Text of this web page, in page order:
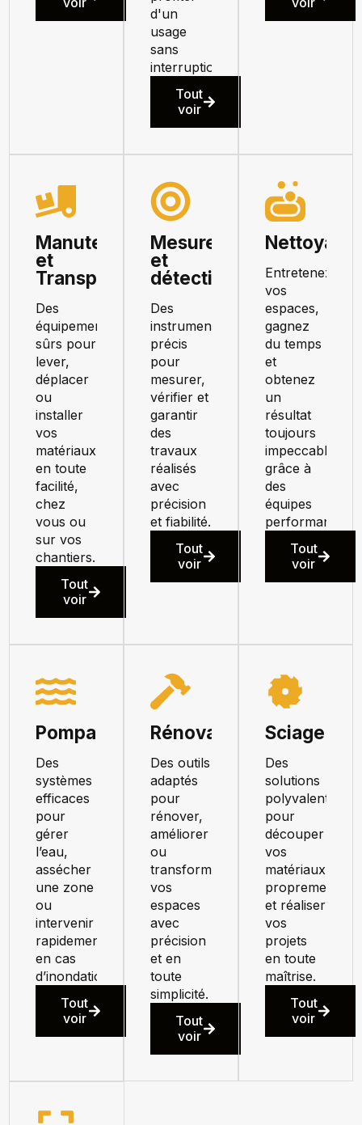
d'un
usage
sans
interruption.
Tout
voir
Manutention
et
Transport
Des
équipements
sûrs pour
lever,
déplacer
ou
installer
vos
matériaux
en toute
facilité,
chez
vous ou
sur vos
chantiers.
Tout
voir
Mesure
et
détection
Des
instruments
précis
pour
mesurer,
vérifier et
garantir
des
travaux
réalisés
avec
précision
et fiabilité.
Tout
voir
Nettoyage
Entretenez
vos
espaces,
gagnez
du temps
et
obtenez
un
résultat
toujours
impeccable
grâce à
des
équipes
performant.
Tout
voir
Pompage
Des
systèmes
efficaces
pour
gérer
l’eau,
assécher
une zone
ou
intervenir
rapidement
en cas
d’inondation.
Tout
voir
Rénovation
Des outils
adaptés
pour
rénover,
améliorer
ou
transformer
vos
espaces
avec
précision
et en
toute
simplicité.
Tout
voir
Sciage
Des
solutions
polyvalentes
pour
découper
vos
matériaux
proprement
et réaliser
vos
projets
en toute
maîtrise.
Tout
voir